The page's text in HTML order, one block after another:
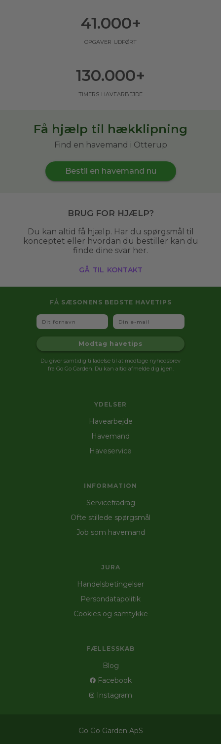
opgaver udført
41.000+
timers havearbejde
130.000+
Få hjælp til hækklipning
Find en havemand i Otterup
Bestil en havemand nu
Brug for hjælp?
Du kan altid få hjælp. Har du spørgsmål til
konceptet eller hvordan du bestiller kan du
finde dine svar her.
gå til kontakt
YDELSER
Havearbejde
Havemand
Haveservice
INFORMATION
Servicefradrag
Ofte stillede spørgsmål
Job som havemand
JURA
Handelsbetingelser
Persondatapolitik
Cookies og samtykke
FÆLLESSKAB
Blog
Facebook
Instagram
FÅ SÆSONENS BEDSTE HAVETIPS
Fornavn Email
Modtag havetips
Du giver samtidig tilladelse til at modtage nyhedsbrev
fra Go Go Garden. Du kan altid afmelde dig igen.
Go Go Garden ApS